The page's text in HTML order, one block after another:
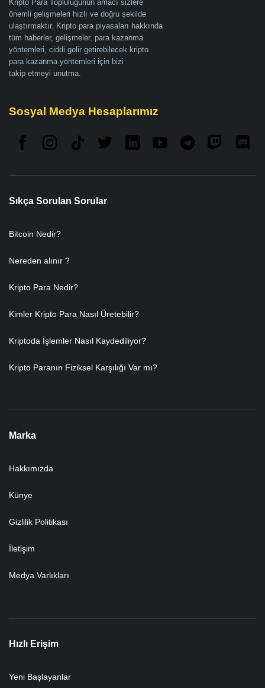
Kripto Para Topluluğunun amacı sizlere
önemli gelişmeleri hızlı ve doğru şekilde
ulaştırmaktır. Kripto para piyasaları hakkında
tüm haberler, gelişmeler, para kazanma
yöntemleri, ciddi gelir getirebilecek kripto
para kazanma yöntemleri için bizi
takip etmeyi unutma.
Sosyal Medya Hesaplarımız
Sıkça Sorulan Sorular
Bitcoin Nedir?
Nereden alınır ?
Kripto Para Nedir?
Kimler Kripto Para Nasıl Üretebilir?
Kriptoda İşlemler Nasıl Kaydediliyor?
Kripto Paranın Fiziksel Karşılığı Var mı?
Marka
Hakkımızda
Künye
Gizlilik Politikası
İletişim
Medya Varlıkları
Hızlı Erişim
Yeni Başlayanlar